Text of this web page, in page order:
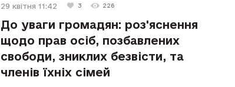
29 квітня 11:42 3 226
До уваги громадян: роз'яснення
щодо прав осіб, позбавлених
свободи, зниклих безвісти, та
членів їхніх сімей